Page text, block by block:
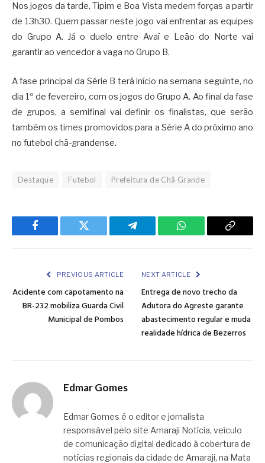
Nos jogos da tarde, Tipim e Boa Vista medem forças a partir
de 13h30. Quem passar neste jogo vai enfrentar as equipes
do Grupo A. Já o duelo entre Avaí e Leão do Norte vai
garantir ao vencedor a vaga no Grupo B.
A fase principal da Série B terá início na semana seguinte, no
dia 1º de fevereiro, com os jogos do Grupo A. Ao final da fase
de grupos, a semifinal vai definir os finalistas, que serão
também os times promovidos para a Série A do próximo ano
no futebol chã-grandense.
Destaque Futebol Prefeitura de Chã Grande
Facebook Twitter Telegram WhatsApp Copy
PREVIOUS ARTICLE
Acidente com capotamento na
BR-232 mobiliza Guarda Civil
Municipal de Pombos
NEXT ARTICLE
Entrega de novo trecho da
Adutora do Agreste garante
abastecimento regular e muda
realidade hídrica de Bezerros
Edmar Gomes
Edmar Gomes é o editor e jornalista
responsável pelo site Amaraji Notícia, veículo
de comunicação digital dedicado à cobertura de
notícias regionais da cidade de Amaraji, na Mata